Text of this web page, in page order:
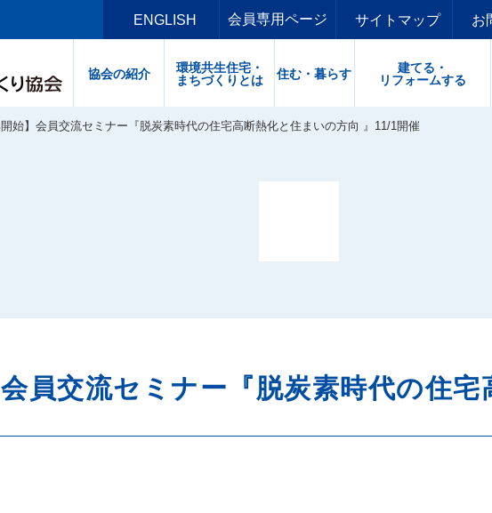
会員専用ページ
協会の紹介
環境共生住宅・
まちづくりとは
住む・暮らす
建てる・
リフォームする
ENGLISH サイトマップ お
開始】会員交流セミナー『脱炭素時代の住宅高断熱化と住まいの方向 』11/1開催
会員交流セミナー『脱炭素時代の住